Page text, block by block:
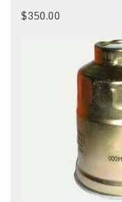
$350.00